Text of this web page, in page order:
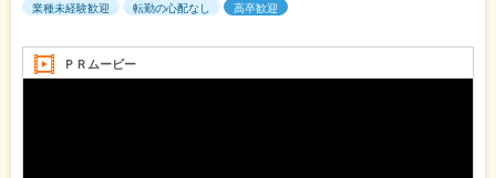
業種未経験歓迎
転勤の心配なし 高卒歓迎
ＰＲムービー